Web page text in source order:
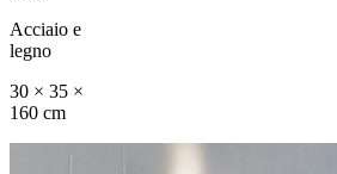
Acciaio e
legno
30 × 35 ×
160 cm